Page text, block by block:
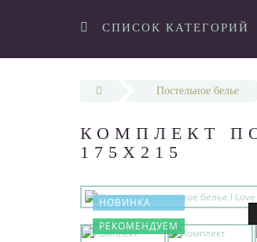
СПИСОК КАТЕГОРИЙ
Постельное белье
КОМПЛЕКТ
175Х215
НОВИНКА
РЕКОМЕНДУЕМ